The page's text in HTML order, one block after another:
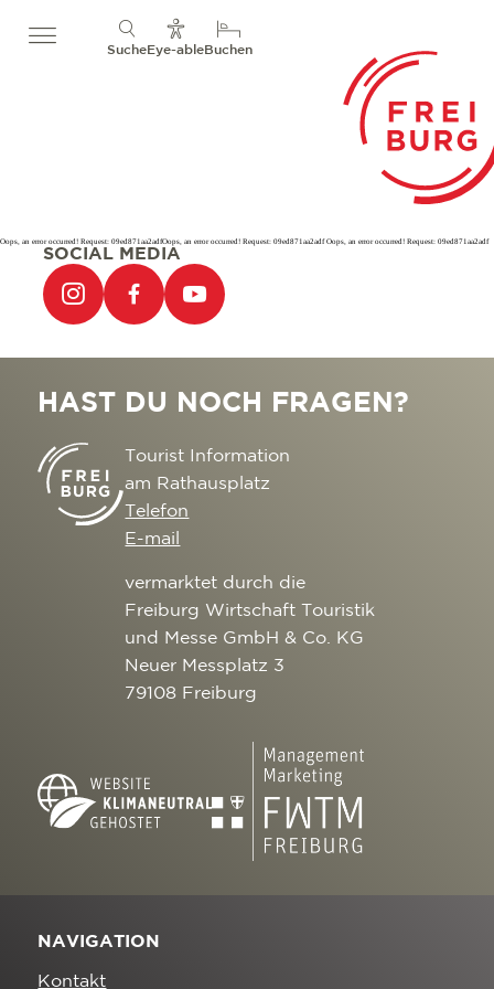
SucheEye-ableBuchen
Oops, an error occurred! Request: 09ed871aa2adfOops, an error occurred! Request: 09ed871aa2adf Oops, an error occurred! Request: 09ed871aa2adf
SOCIAL MEDIA
HAST DU NOCH FRAGEN?
Tourist Information
am Rathausplatz
Telefon
E-mail
vermarktet durch die
Freiburg Wirtschaft Touristik
und Messe GmbH & Co. KG
Neuer Messplatz 3
79108 Freiburg
NAVIGATION
Kontakt